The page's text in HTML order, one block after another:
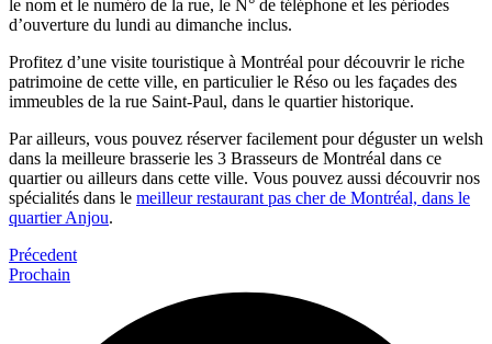
le nom et le numéro de la rue, le N° de téléphone et les périodes
d’ouverture du lundi au dimanche inclus.
Profitez d’une visite touristique à Montréal pour découvrir le riche
patrimoine de cette ville, en particulier le Réso ou les façades des
immeubles de la rue Saint-Paul, dans le quartier historique.
Par ailleurs, vous pouvez réserver facilement pour déguster un welsh
dans la meilleure brasserie les 3 Brasseurs de Montréal dans ce
quartier ou ailleurs dans cette ville. Vous pouvez aussi découvrir nos
spécialités dans le meilleur restaurant pas cher de Montréal, dans le
quartier Anjou.
Précedent
Prochain